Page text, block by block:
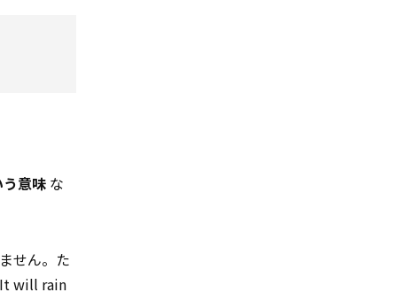
意味 な
せん。た
will rain